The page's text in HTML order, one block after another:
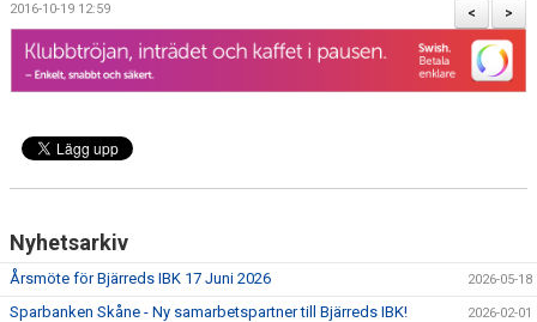
KALENDER
MATCHER
MEDLEM
STYRELSE
>
<
2016-10-19 12:59
Nyhetsarkiv
Årsmöte för Bjärreds IBK 17 Juni 2026 2026-05-18
Sparbanken Skåne - Ny samarbetspartner till Bjärreds IBK! 2026-02-01